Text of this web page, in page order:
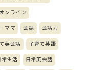
ンライン
ママ 会話 会話力
英会話 子育て英語
常生活 日常英会話